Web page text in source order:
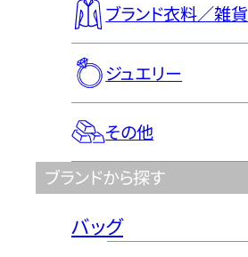
ブランド衣料／雑貨
ジュエリー
その他
ブランドから探す
バッグ